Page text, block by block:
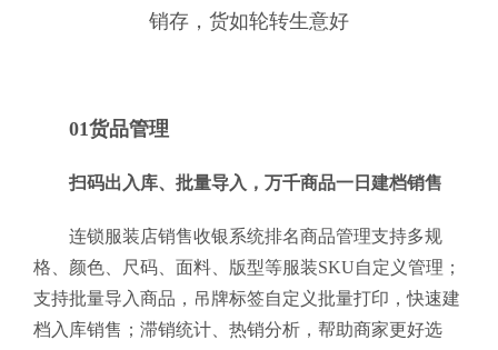
销存，货如轮转生意好
01货品管理
扫码出入库、批量导入，万千商品一日建档销售
连锁服装店销售收银系统排名商品管理支持多规
格、颜色、尺码、面料、版型等服装SKU自定义管理；
支持批量导入商品，吊牌标签自定义批量打印，快速建
档入库销售；滞销统计、热销分析，帮助商家更好选